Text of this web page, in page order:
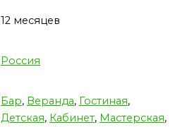
12 месяцев
Россия
Бар, Веранда, Гостиная,
Детская, Кабинет, Мастерская,